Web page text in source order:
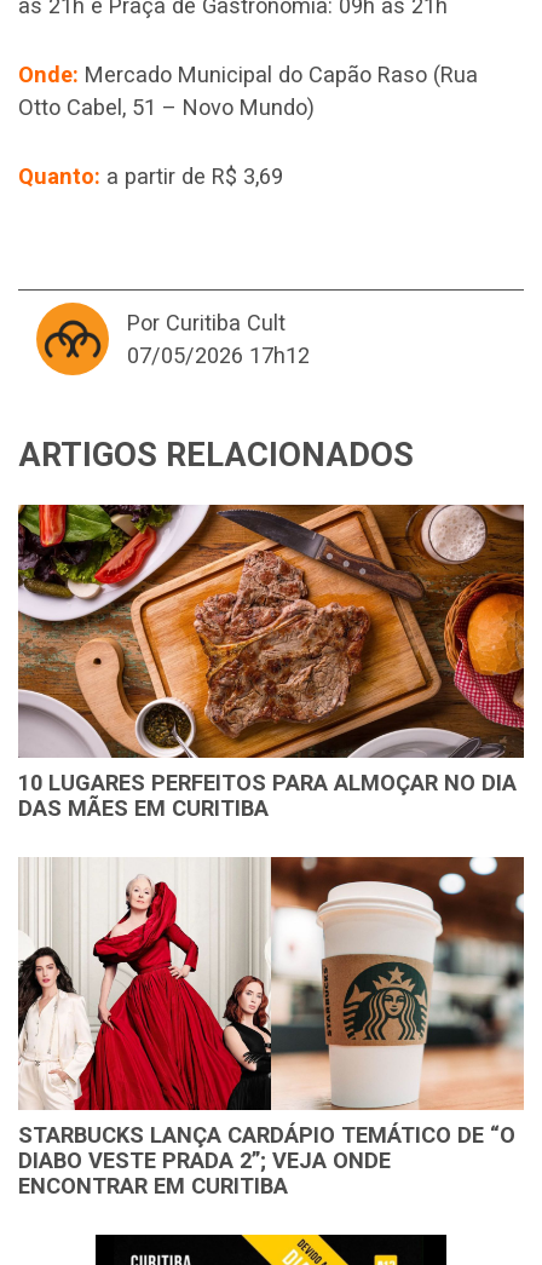
às 21h e Praça de Gastronomia: 09h às 21h
Onde: Mercado Municipal do Capão Raso (Rua
Otto Cabel, 51 – Novo Mundo)
Quanto: a partir de R$ 3,69
Por Curitiba Cult
07/05/2026 17h12
ARTIGOS RELACIONADOS
10 LUGARES PERFEITOS PARA ALMOÇAR NO DIA
DAS MÃES EM CURITIBA
STARBUCKS LANÇA CARDÁPIO TEMÁTICO DE “O
DIABO VESTE PRADA 2”; VEJA ONDE
ENCONTRAR EM CURITIBA